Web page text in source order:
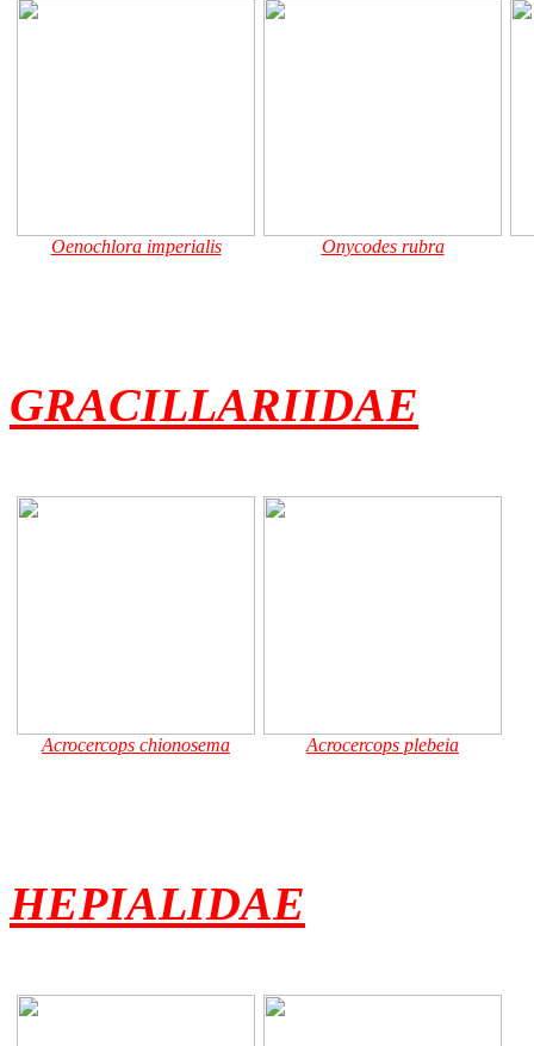
Oenochlora imperialis Onycodes rubra
GRACILLARIIDAE
Acrocercops chionosema Acrocercops plebeia
HEPIALIDAE